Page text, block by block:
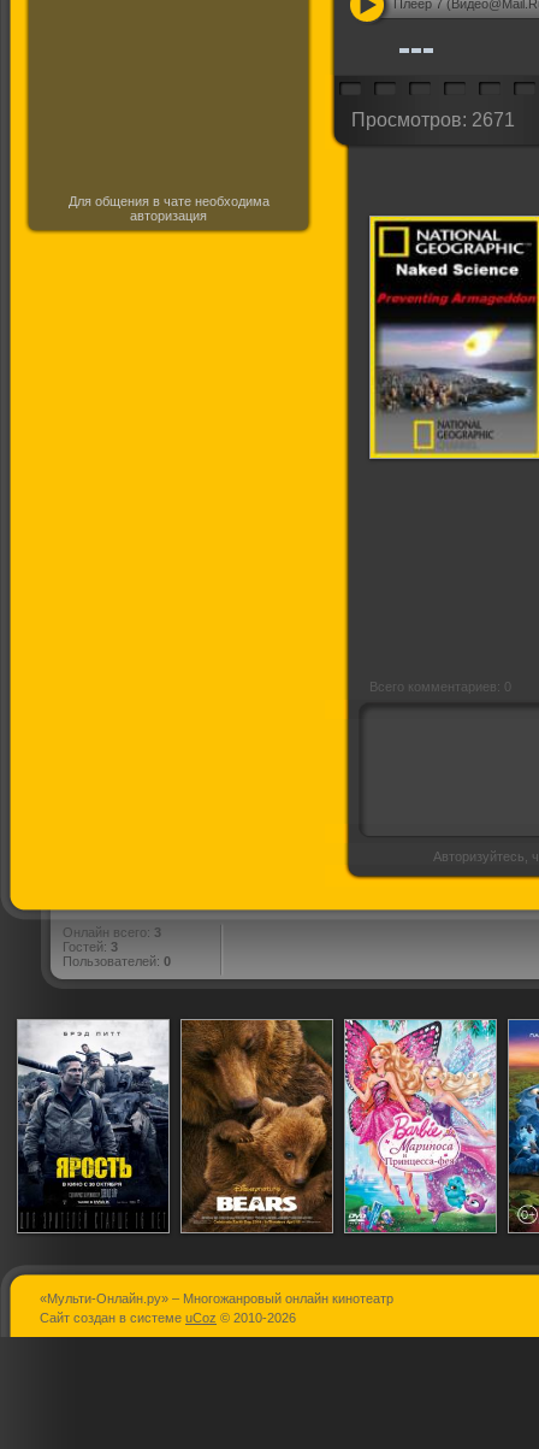
Для общения в чате необходима
авторизация
Плеер 7
Просмотров: 2671
Всего комментариев: 0
Авторизуйтесь,
Онлайн всего: 3
Гостей: 3
Пользователей: 0
Ярость
«Мульти-Онлайн.ру» – Многожанровый онлайн кинотеатр
Сайт создан в системе uCoz © 2010-2026